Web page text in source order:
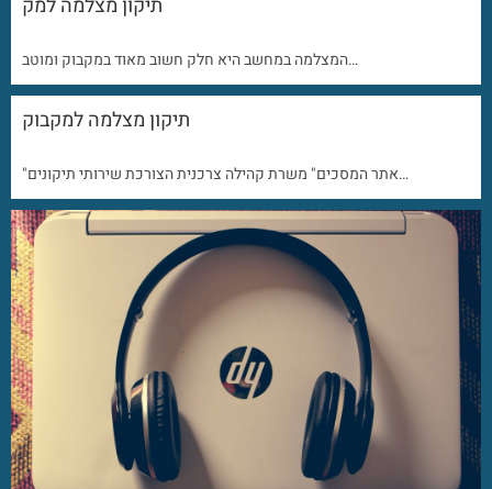
תיקון מצלמה למק
המצלמה במחשב היא חלק חשוב מאוד במקבוק ומוטב…
תיקון מצלמה למקבוק
"אתר המסכים" משרת קהילה צרכנית הצורכת שירותי תיקונים…